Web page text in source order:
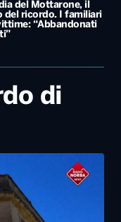
del Mottarone, il
del ricordo. I familiari
“Abbandonati
di